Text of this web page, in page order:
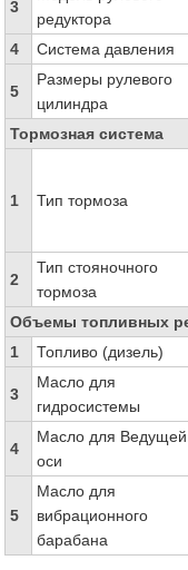
3
редуктора
4 Система давления
5
Размеры рулевого
цилиндра
Тормозная система
1 Тип тормоза
2
Тип стояночного
тормоза
Объемы топливных
1
Топливо (дизель)
3
Масло для
гидросистемы
4
Масло для Ведущей
оси
5
Масло для
вибрационного
барабана